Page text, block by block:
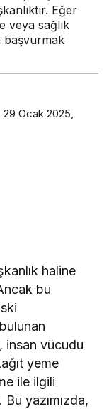
Eğer
veya sağlık
başvurmak
29 Ocak 2025,
haline
bu
insan vücudu
yeme
ile ilgili
yazımızda,